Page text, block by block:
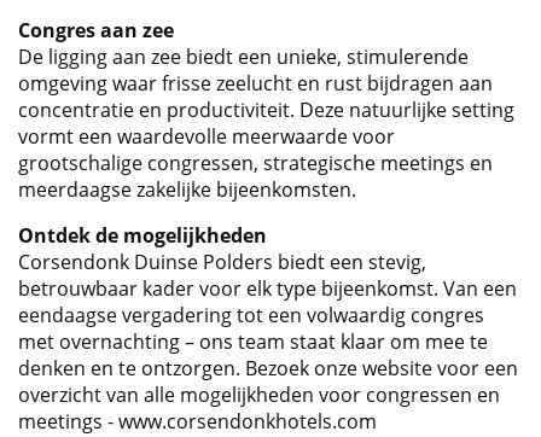
Congres aan zee
De ligging aan zee biedt een unieke, stimulerende
omgeving waar frisse zeelucht en rust bijdragen aan
concentratie en productiviteit. Deze natuurlijke setting
vormt een waardevolle meerwaarde voor
grootschalige congressen, strategische meetings en
meerdaagse zakelijke bijeenkomsten.
Ontdek de mogelijkheden
Corsendonk Duinse Polders biedt een stevig,
betrouwbaar kader voor elk type bijeenkomst. Van een
eendaagse vergadering tot een volwaardig congres
met overnachting – ons team staat klaar om mee te
denken en te ontzorgen. Bezoek onze website voor een
overzicht van alle mogelijkheden voor congressen en
meetings - www.corsendonkhotels.com